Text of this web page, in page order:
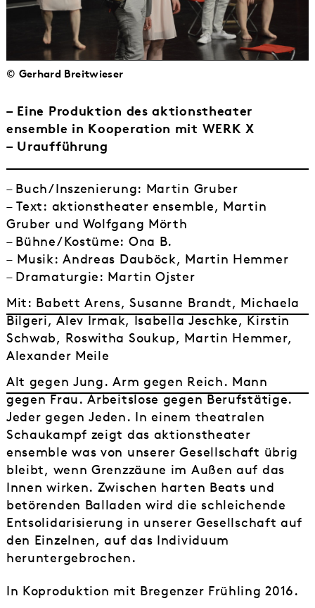
© Gerhard Breitwieser
– Eine Produktion des aktionstheater
ensemble in Kooperation mit WERK X
– Uraufführung
– Buch/Inszenierung: Martin Gruber
– Text: aktionstheater ensemble, Martin
Gruber und Wolfgang Mörth
– Bühne/Kostüme: Ona B.
– Musik: Andreas Dauböck, Martin Hemmer
– Dramaturgie: Martin Ojster
Mit: Babett Arens, Susanne Brandt, Michaela
Bilgeri, Alev Irmak, Isabella Jeschke, Kirstin
Schwab, Roswitha Soukup, Martin Hemmer,
Alexander Meile
Alt gegen Jung. Arm gegen Reich. Mann
gegen Frau. Arbeitslose gegen Berufstätige.
Jeder gegen Jeden. In einem theatralen
Schaukampf zeigt das aktionstheater
ensemble was von unserer Gesellschaft übrig
bleibt, wenn Grenzzäune im Außen auf das
Innen wirken. Zwischen harten Beats und
betörenden Balladen wird die schleichende
Entsolidarisierung in unserer Gesellschaft auf
den Einzelnen, auf das Individuum
heruntergebrochen.
In Koproduktion mit Bregenzer Frühling 2016.